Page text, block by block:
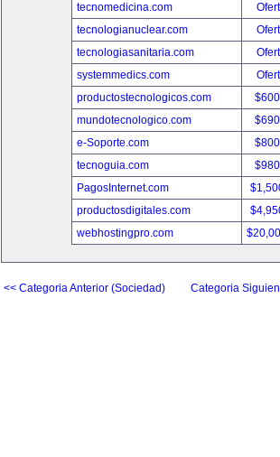
tecnomedicina.com
tecnologianuclear.com
tecnologiasanitaria.com
systemmedics.com
productostecnologicos.com
mundotecnologico.com
e-Soporte.com
tecnoguia.com
PagosInternet.com
productosdigitales.com
webhostingpro.com
<< Categoria Anterior (Sociedad) Categoria